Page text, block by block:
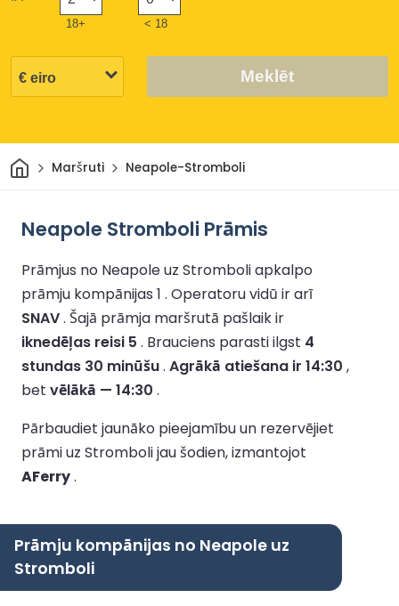
18+ < 18
Meklēt
Sākums
Maršruti Neapole-Stromboli
Neapole Stromboli Prāmis
Prāmjus no Neapole uz Stromboli apkalpo
prāmju kompānijas 1 . Operatoru vidū ir arī
SNAV. Šajā prāmja maršrutā pašlaik ir
iknedēļas reisi 5 . Brauciens parasti ilgst 4
stundas 30 minūšu. Agrākā atiešana ir 14:30 ,
bet vēlākā — 14:30 .
Pārbaudiet jaunāko pieejamību un rezervējiet
prāmi uz Stromboli jau šodien, izmantojot
AFerry.
Prāmju kompānijas no Neapole uz
Stromboli